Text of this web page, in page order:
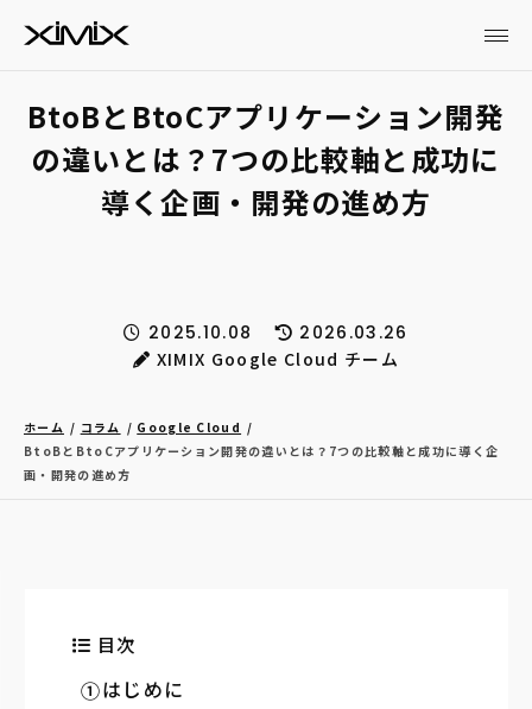
BtoBとBtoCアプリケーション開発
の違いとは？7つの比較軸と成功に
導く企画・開発の進め方
2025.10.08
2026.03.26
XIMIX Google Cloud チーム
ホーム コラム
Google Cloud
BtoBとBtoCアプリケーション開発の違いとは？7つの比較軸と成功に導く企
画・開発の進め方
目次
はじめに